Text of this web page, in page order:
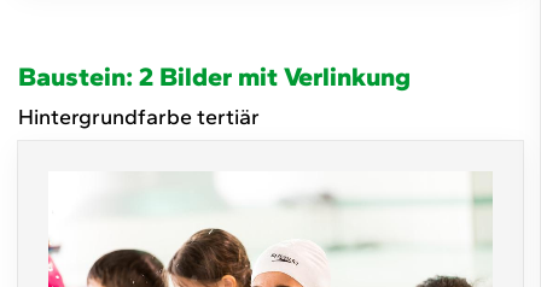
Baustein: 2 Bilder mit Verlinkung
Hintergrundfarbe tertiär